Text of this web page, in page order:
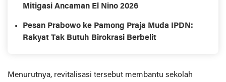
Mitigasi Ancaman El Nino 2026
Pesan Prabowo ke Pamong Praja Muda IPDN:
Rakyat Tak Butuh Birokrasi Berbelit
Menurutnya, revitalisasi tersebut membantu sekolah